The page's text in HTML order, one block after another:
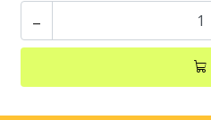
-